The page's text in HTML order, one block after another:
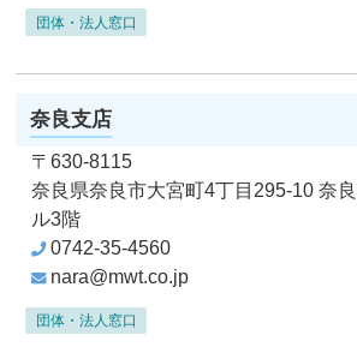
団体・法人窓口
奈良支店
〒630-8115
奈良県奈良市大宮町4丁目295-10奈
ル3階
0742-35-4560
nara@mwt.co.jp
団体・法人窓口